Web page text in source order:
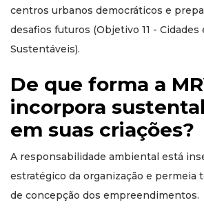
centros urbanos democráticos e
desafios futuros (Objetivo 11 - Cidades
Sustentáveis).
De que forma a
incorpora
em suas criações?
A responsabilidade ambiental está
estratégico da organização e permeia
de concepção dos empreendimentos.